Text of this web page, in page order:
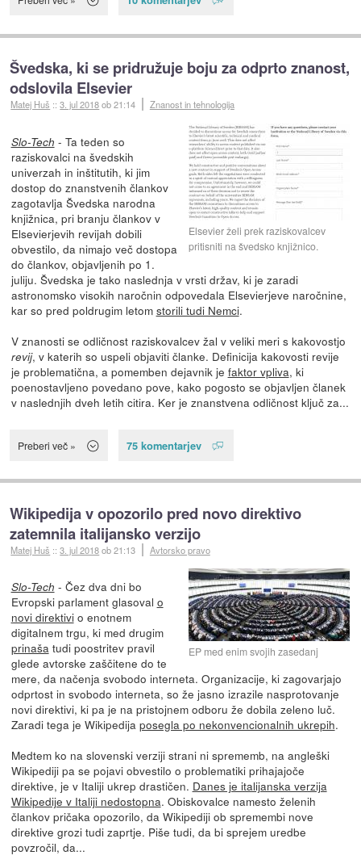
Švedska, ki se pridružuje boju za odprto znanost,
odslovila Elsevier
Matej Huš ::3. jul 2018ob 21:14 Znanost in tehnologija
Elsevier želi prek raziskovalcev
pritisniti na švedsko knjižnico.
Slo-Tech - Ta teden so
raziskovalci na švedskih
univerzah in inštitutih, ki jim
dostop do znanstvenih člankov
zagotavlja Švedska narodna
knjižnica, pri branju člankov v
Elsevierjevih revijah dobili
obvestilo, da nimajo več dostopa
do člankov, objavljenih po 1.
juliju. Švedska je tako naslednja v vrsti držav, ki je zaradi
astronomsko visokih naročnin odpovedala Elsevierjeve naročnine,
kar so pred poldrugim letom storili tudi Nemci.
V znanosti se odličnost raziskovalcev žal v veliki meri s kakovostjo
revij, v katerih so uspeli objaviti članke. Definicija kakovosti revije
je problematična, a pomemben dejavnik je faktor vpliva, ki
poenostavljeno povedano pove, kako pogosto se objavljen članek
v naslednjih dveh letih citira. Ker je znanstvena odličnost ključ za...
Preberi več » 75 komentarjev
Wikipedija v opozorilo pred novo direktivo
zatemnila italijansko verzijo
Matej Huš ::3. jul 2018ob 21:13 Avtorsko pravo
EP med enim svojih zasedanj
Slo-Tech - Čez dva dni bo
Evropski parlament glasoval o
novi direktivio enotnem
digitalnem trgu, ki med drugim
prinašatudi poostritev pravil
glede avtorske zaščitene do te
mere, da načenja svobodo interneta. Organizacije, ki zagovarjajo
odprtost in svobodo interneta, so že jasno izrazile nasprotovanje
novi direktivi, ki pa je na pristojnem odboru že dobila zeleno luč.
Zaradi tega je Wikipedija posegla po nekonvencionalnih ukrepih.
Medtem ko na slovenski verziji strani ni sprememb, na angleški
Wikipediji pa se pojavi obvestilo o problematiki prihajajoče
direktive, je v Italiji ukrep drastičen. Danes je italijanska verzija
Wikipedije v Italiji nedostopna. Obiskovalce namesto želenih
člankov pričaka opozorilo, da Wikipediji ob spremembi nove
direktive grozi tudi zaprtje. Piše tudi, da bi sprejem uredbe
povzročil, da...